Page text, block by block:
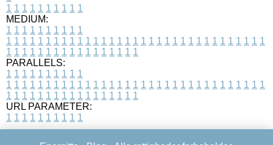
1 1 1 1 1 1 1 1 1 1
MEDIUM:
1 1 1 1 1 1 1 1 1 1
1 1 1 1 1 1 1 1 1 1 1 1 1 1 1 1 1 1 1 1 1 1 1 1 1 1 1 1 1 1 1 1 1
1 1 1 1 1 1 1 1 1 1 1 1 1 1 1 1 1
PARALLELS:
1 1 1 1 1 1 1 1 1 1
1 1 1 1 1 1 1 1 1 1 1 1 1 1 1 1 1 1 1 1 1 1 1 1 1 1 1 1 1 1 1 1 1
1 1 1 1 1 1 1 1 1 1 1 1 1 1 1 1 1
URL PARAMETER:
1 1 1 1 1 1 1 1 1 1